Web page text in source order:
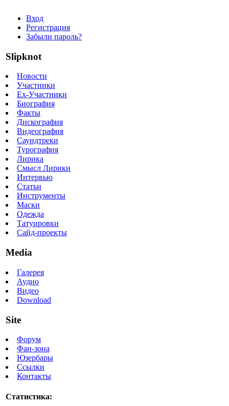
Вход
Регистрация
Забыли пароль?
Slipknot
Новости
Участники
Ex-Участники
Биография
Факты
Дискография
Видеография
Саундтреки
Турография
Лирика
Смысл Лирики
Интервью
Статьи
Инструменты
Маски
Одежда
Татуировки
Сайд-проекты
Media
Галерея
Аудио
Видео
Download
Site
Форум
Фан-зона
Юзербары
Ссылки
Контакты
Статистика: